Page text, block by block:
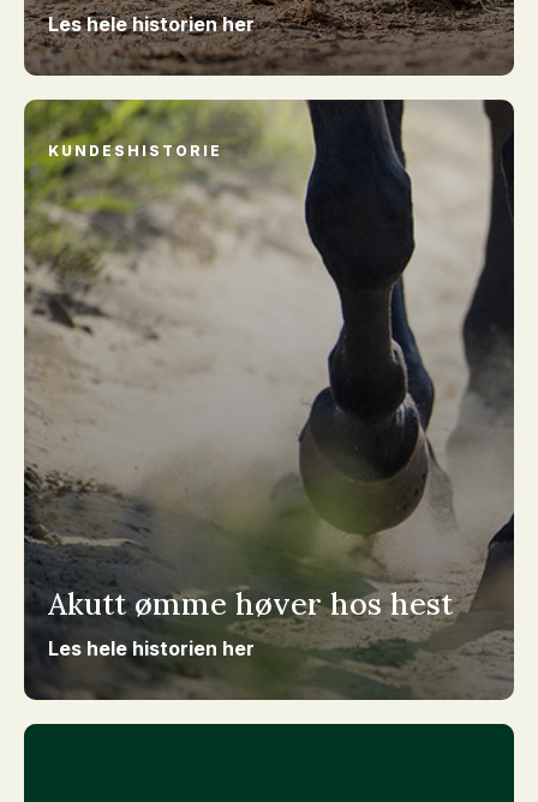
Les hele historien her
KUNDESHISTORIE
Akutt ømme høver hos hest
Les hele historien her